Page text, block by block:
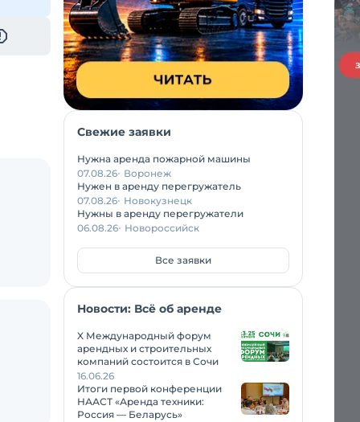
Свежие заявки
Нужна аренда пожарной машины
07.08.26 Воронеж
Нужен в аренду перегружатель
07.08.26 Новокузнецк
Нужны в аренду перегружатели
06.08.26 Новороссийск
Все заявки
Новости: Всё об аренде
X Международный форум
арендных и строительных
компаний состоится в Сочи
16.06.26
Итоги первой конференции
НААСТ «Аренда техники:
Россия — Беларусь»